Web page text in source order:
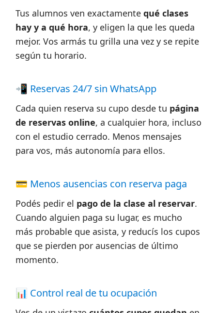
Tus alumnos ven exactamente qué clases
hay y a qué hora, y eligen la que les queda
mejor. Vos armás tu grilla una vez y se repite
según tu horario.
📲 Reservas 24/7 sin WhatsApp
Cada quien reserva su cupo desde tu página
de reservas online, a cualquier hora, incluso
con el estudio cerrado. Menos mensajes
para vos, más autonomía para ellos.
💳 Menos ausencias con reserva paga
Podés pedir el pago de la clase al reservar.
Cuando alguien paga su lugar, es mucho
más probable que asista, y reducís los cupos
que se pierden por ausencias de último
momento.
📊 Control real de tu ocupación